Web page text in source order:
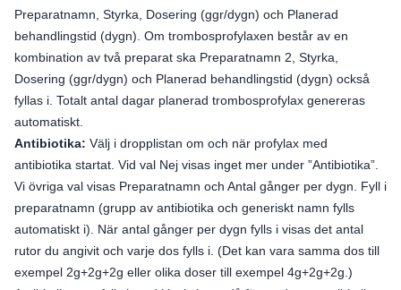
Preparatnamn, Styrka, Dosering (ggr/dygn) och Planerad
behandlingstid (dygn). Om trombosprofylaxen består av en
kombination av två preparat ska Preparatnamn 2, Styrka,
Dosering (ggr/dygn) och Planerad behandlingstid (dygn) också
fyllas i. Totalt antal dagar planerad trombosprofylax genereras
automatiskt.
Antibiotika: Välj i dropplistan om och när profylax med
antibiotika startat. Vid val Nej visas inget mer under ”Antibiotika”.
Vi övriga val visas Preparatnamn och Antal gånger per dygn. Fyll i
preparatnamn (grupp av antibiotika och generiskt namn fylls
automatiskt i). När antal gånger per dygn fylls i visas det antal
rutor du angivit och varje dos fylls i. (Det kan vara samma dos till
exempel 2g+2g+2g eller olika doser till exempel 4g+2g+2g.)